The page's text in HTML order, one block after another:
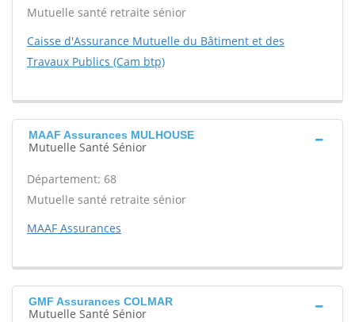
Mutuelle santé retraite sénior
Caisse d'Assurance Mutuelle du Bâtiment et des
Travaux Publics (Cam btp)
MAAF Assurances MULHOUSE
Mutuelle Santé Sénior
Département: 68
Mutuelle santé retraite sénior
MAAF Assurances
GMF Assurances COLMAR
Mutuelle Santé Sénior